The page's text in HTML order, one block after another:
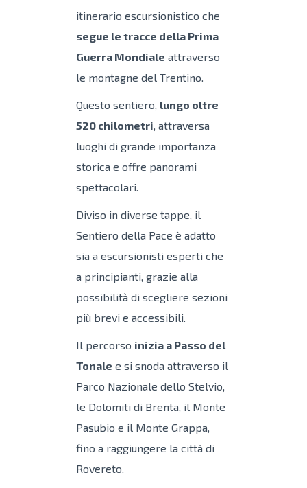
itinerario escursionistico che
segue le tracce della Prima
Guerra Mondiale attraverso
le montagne del Trentino.
Questo sentiero, lungo oltre
520 chilometri, attraversa
luoghi di grande importanza
storica e offre panorami
spettacolari.
Diviso in diverse tappe, il
Sentiero della Pace è adatto
sia a escursionisti esperti che
a principianti, grazie alla
possibilità di scegliere sezioni
più brevi e accessibili.
Il percorso inizia a Passo del
Tonale e si snoda attraverso il
Parco Nazionale dello Stelvio,
le Dolomiti di Brenta, il Monte
Pasubio e il Monte Grappa,
fino a raggiungere la città di
Rovereto.